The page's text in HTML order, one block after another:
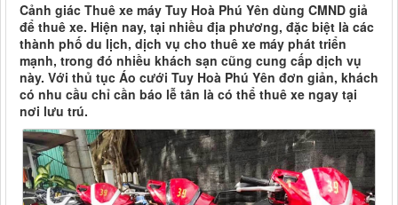
Cảnh giác Thuê xe máy Tuy Hoà Phú Yên dùng CMND giả
để thuê xe. Hiện nay, tại nhiều địa phương, đặc biệt là các
thành phố du lịch, dịch vụ cho thuê xe máy phát triển
mạnh, trong đó nhiều khách sạn cũng cung cấp dịch vụ
này. Với thủ tục Áo cưới Tuy Hoà Phú Yên đơn giản, khách
có nhu cầu chỉ cần báo lễ tân là có thể thuê xe ngay tại
nơi lưu trú.